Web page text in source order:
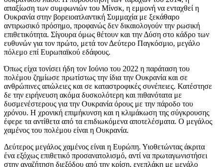
απαξίωση των συμφωνιών του Μίνσκ, η εμμονή να ενταχθεί η
Ουκρανία στην βορειοατλαντική Συμμαχία με ξεκάθαρο
αντιρωσικό πρόσημο, προφανώς δεν δικαιολογούν την ρωσική
επιθετικότητα. Σίγουρα όμως θέτουν και την Δύση στο κάδρο των
ευθυνών για τον πρώτο, μετά τον Δεύτερο Παγκόσμιο, μεγάλο
πόλεμο επί Ευρωπαϊκού εδάφους.
Όπως είχα τονίσει ήδη τον Ιούνιο του 2022 η παράταση του
πολέμου ζημίωσε πρωτίστως την ίδια την Ουκρανία και σε
ανθρώπινες απώλειες και σε καταστροφικές συνέπειες. Κατέστησε
δε την ειρήνευση ακόμα δυσκολότερη και πιθανότατα με
δυσμενέστερους για την Ουκρανία όρους με την πάροδο του
χρόνου. Η χρονική επιμήκυνση και η κλιμάκωση της σύγκρουσης
έφερε τα αντίθετα από τα επιδιωκόμενα αποτελέσματα. Ο μεγάλος
χαμένος του πολέμου είναι η Ουκρανία.
Δεύτερος μεγάλος χαμένος είναι η Ευρώπη. Υιοθετώντας άκριτα
ένα εξόχως επιθετικό προσανατολισμό, αντί να πρωταγωνιστήσει
στην αναζήτηση διεξόδου από την κρίση, ενεπλάκη με μεγάλο